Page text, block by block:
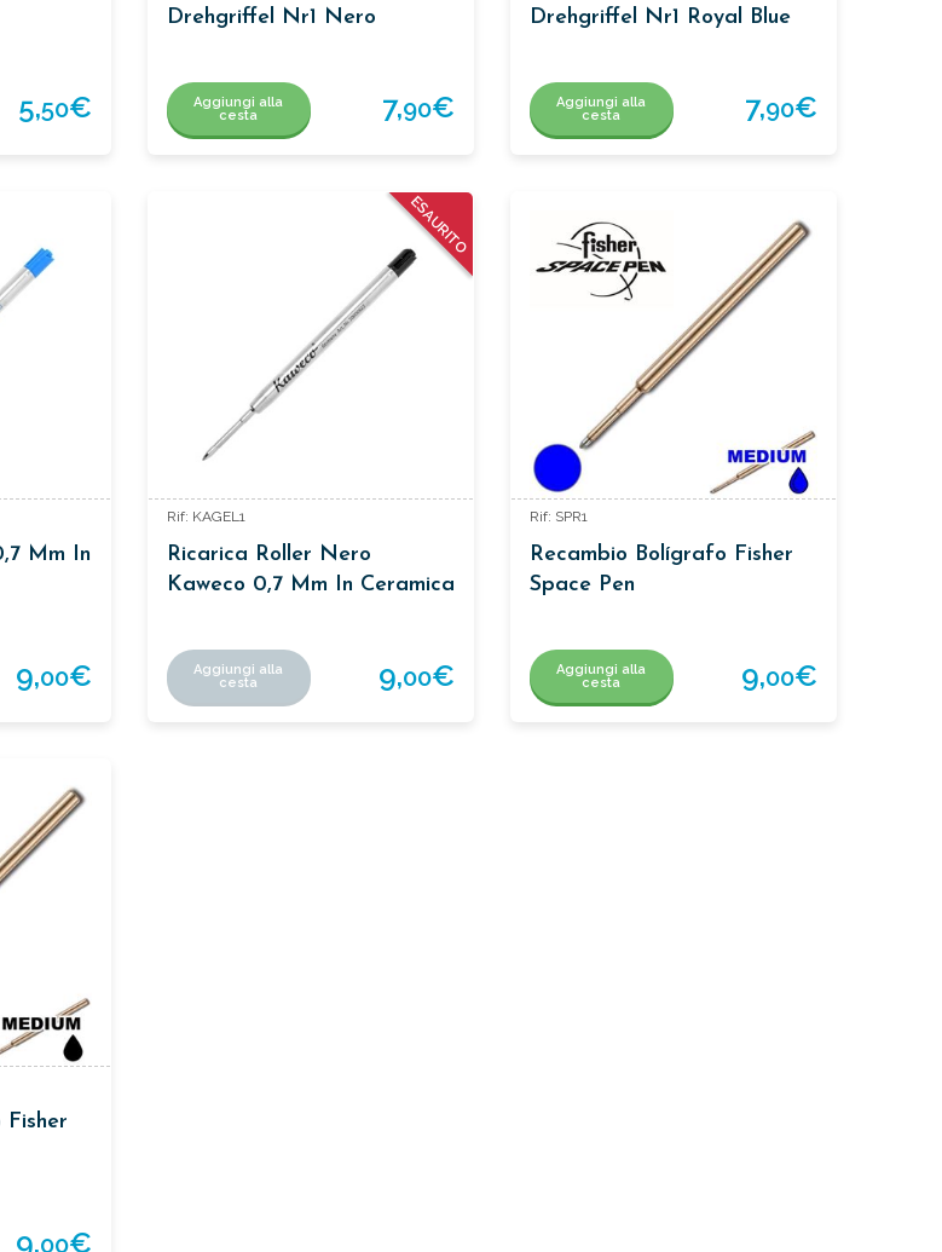
5,50€
Drehgriffel Nr1 Nero
Aggiungi alla
cesta
7,90€
Drehgriffel Nr1 Royal Blue
Aggiungi alla
cesta
7,90€
Mm In
9,00€
ESAURITO
Rif: KAGEL1
Ricarica Roller Nero
Kaweco 0,7 Mm In Ceramica
Aggiungi alla
cesta
9,00€
Rif: SPR1
Recambio Bolígrafo Fisher
Space Pen
Aggiungi alla
cesta
9,00€
Fisher
9,00€